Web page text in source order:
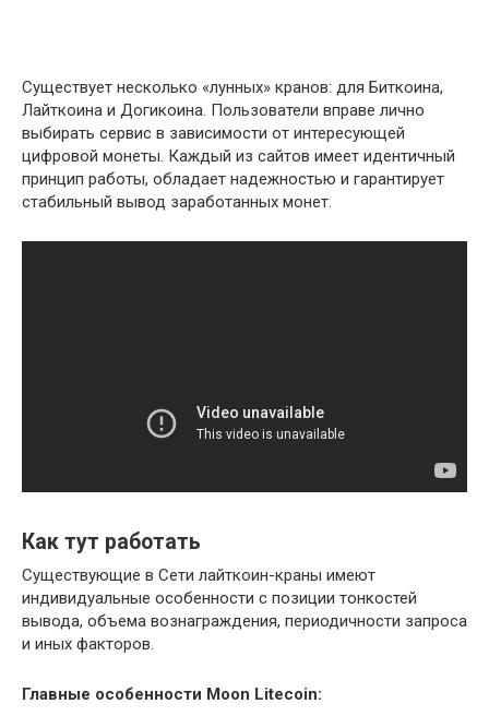
Существует несколько «лунных» кранов: для Биткоина,
Лайткоина и Догикоина. Пользователи вправе лично
выбирать сервис в зависимости от интересующей
цифровой монеты. Каждый из сайтов имеет идентичный
принцип работы, обладает надежностью и гарантирует
стабильный вывод заработанных монет.
Как тут работать
Существующие в Сети лайткоин-краны имеют
индивидуальные особенности с позиции тонкостей
вывода, объема вознаграждения, периодичности запроса
и иных факторов.
Главные особенности Moon Litecoin: